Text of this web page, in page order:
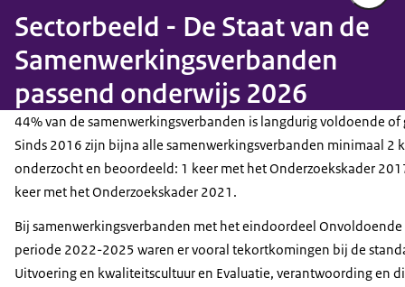
Sectorbeeld - De Staat van de
Samenwerkingsverbanden
passend onderwijs 2026
44% van de samenwerkingsverbanden is langdurig voldoende of
Sinds 2016 zijn bijna alle samenwerkingsverbanden minimaal 2
onderzocht en beoordeeld: 1 keer met het Onderzoekskader
keer met het Onderzoekskader 2021.
Bij samenwerkingsverbanden met het eindoordeel Onvoldoende
periode 2022-2025 waren er vooral tekortkomingen bij de
Uitvoering en kwaliteitscultuur en Evaluatie, verantwoording en